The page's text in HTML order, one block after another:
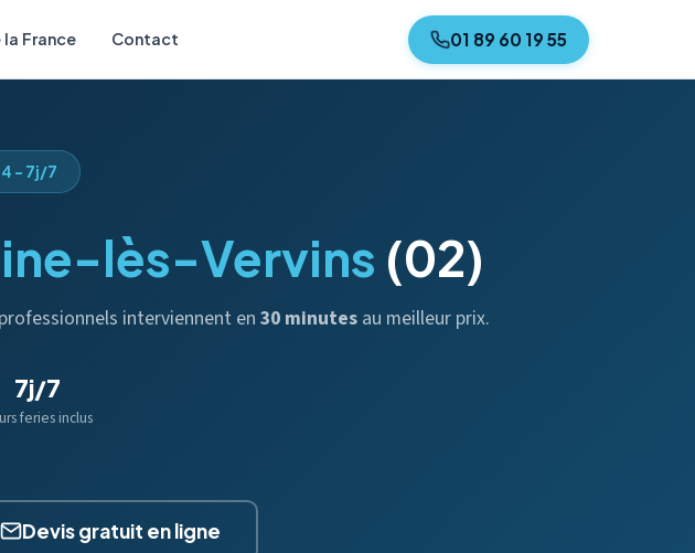
France Contact 01 89 60 19 55
- 7j/7
lès-Vervins (02)
interviennent en30 minutes au meilleur prix.
7j/7
feries inclus
Devis gratuit en ligne